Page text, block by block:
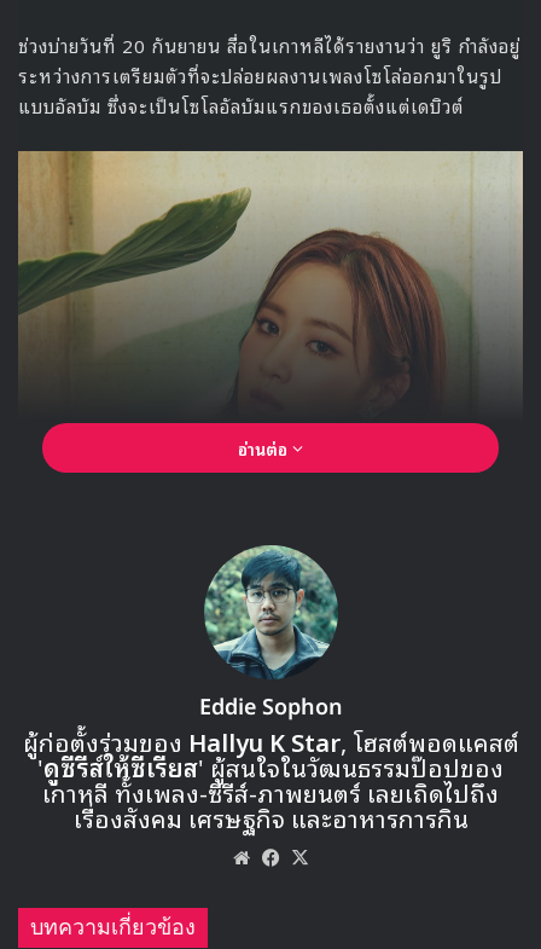
ช่วงบ่ายวันที่ 20 กันยายน สื่อในเกาหลีได้รายงานว่า ยูริ กำลังอยู่
ระหว่างการเตรียมตัวที่จะปล่อยผลงานเพลงโซโล่ออกมาในรูป
แบบอัลบัม ซึ่งจะเป็นโซโลอัลบัมแรกของเธอตั้งแต่เดบิวต์
อ่านต่อ
Eddie Sophon
ผู้ก่อตั้งร่วมของ Hallyu K Star, โฮสต์พอดแคสต์
'ดูซีรีส์ให้ซีเรียส' ผู้สนใจในวัฒนธรรมป๊อปของ
เกาหลี ทั้งเพลง-ซีรีส์-ภาพยนตร์ เลยเถิดไปถึง
เรื่องสังคม เศรษฐกิจ และอาหารการกิน
WebsiteFacebook
บทความเกี่ยวข้อง